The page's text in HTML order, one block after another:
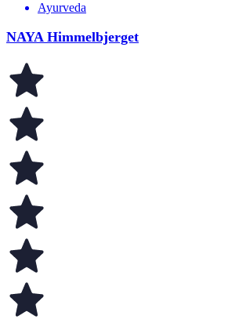
Ayurveda
NAYA Himmelbjerget